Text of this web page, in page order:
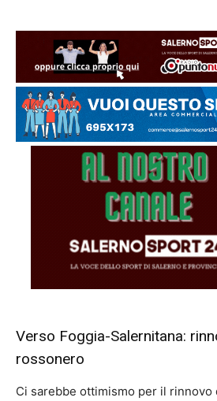
Verso Foggia-Salernitana:
rossonero
Ci sarebbe ottimismo per il rinnovo